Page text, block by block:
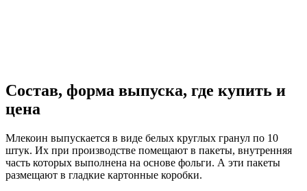
Состав, форма выпуска, где купить и
цена
Млекоин выпускается в виде белых круглых гранул по 10
штук. Их при производстве помещают в пакеты, внутренняя
часть которых выполнена на основе фольги. А эти пакеты
размещают в гладкие картонные коробки.